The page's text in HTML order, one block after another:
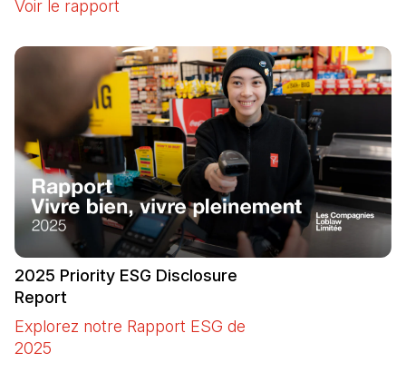
Voir le rapport
2025 Priority ESG Disclosure
Report
Explorez notre Rapport ESG de
2025